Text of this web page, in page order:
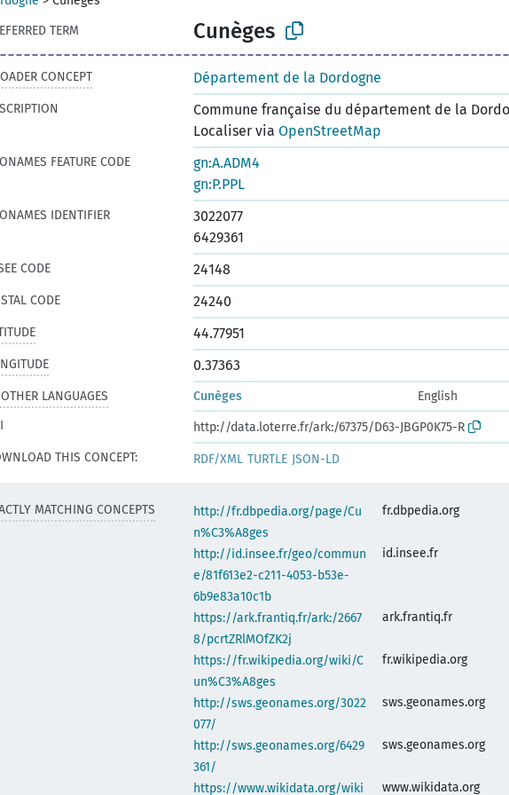
TERM
Cunèges
CONCEPT Département de la Dordogne
Commune française du département de la
Localiser via OpenStreetMap
FEATURE CODE
gn:A.ADM4
gn:P.PPL
IDENTIFIER
3022077
6429361
CODE 24148
CODE 24240
44.77951
0.37363
LANGUAGES Cunèges
English
http://data.loterre.fr/ark:/67375/D63-JBGP0K75-R
THIS CONCEPT:
RDF/XML TURTLE JSON-LD
MATCHING CONCEPTS
http://fr.dbpedia.org/page/Cu
n%C3%A8ges
fr.dbpedia.org
http://id.insee.fr/geo/commun
e/81f613e2-c211-4053-b53e-
6b9e83a10c1b
id.insee.fr
https://ark.frantiq.fr/ark:/2667
8/pcrtZRlMOfZK2j
ark.frantiq.fr
https://fr.wikipedia.org/wiki/C
un%C3%A8ges
fr.wikipedia.org
http://sws.geonames.org/3022
077/
sws.geonames.org
http://sws.geonames.org/6429
361/
sws.geonames.org
https://www.wikidata.org/wiki www.wikidata.org